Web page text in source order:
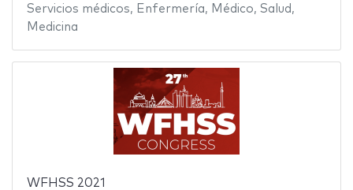
Servicios médicos, Enfermería, Médico, Salud ,
Medicina
WFHSS 2021